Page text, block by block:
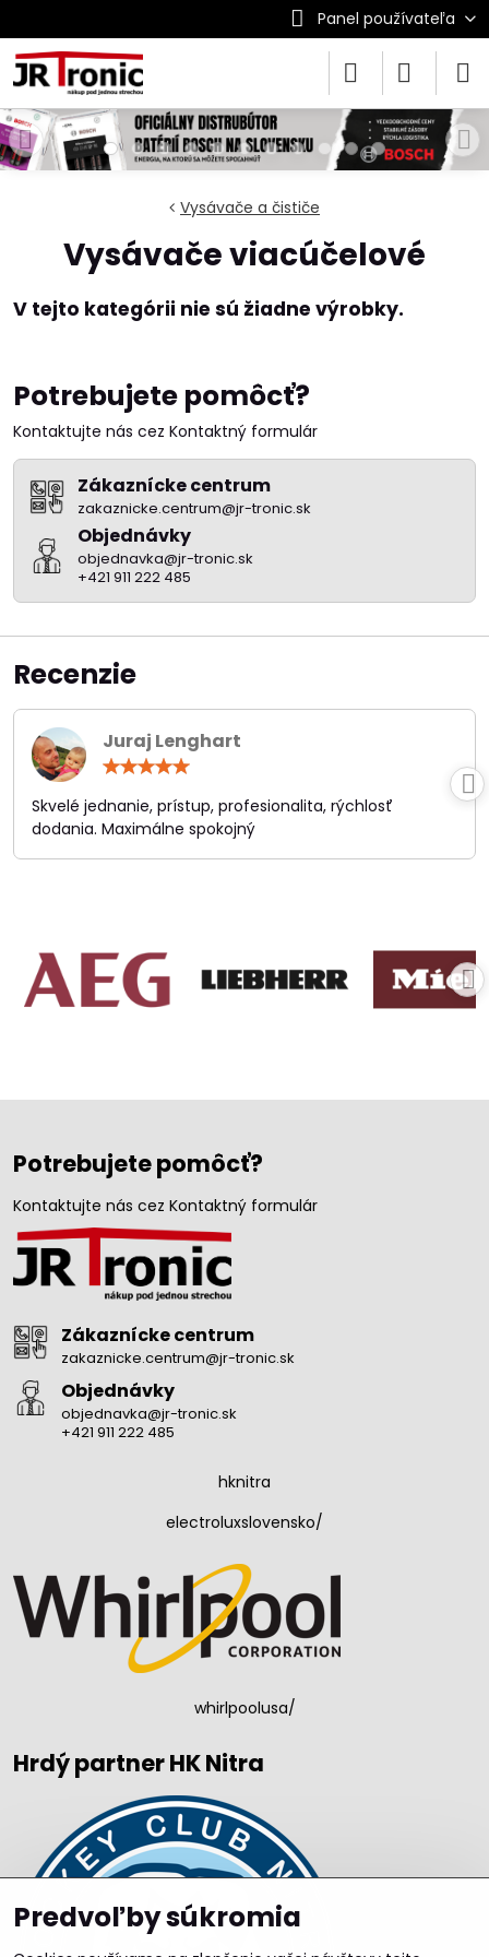
Panel používateľa
Vysávače a čističe
Vysávače viacúčelové
Potrebujete pomôcť?
Kontaktujte nás cez Kontaktný formulár
Zákaznícke centrum
zakaznicke.centrum@jr-tronic.sk
Objednávky
objednavka@jr-tronic.sk
+421 911 222 485
Recenzie
Juraj Lenghart
/
5
Skvelé jednanie, prístup, profesionalita, rýchlosť
dodania. Maximálne spokojný
Potrebujete pomôcť?
Kontaktujte nás cez Kontaktný formulár
Zákaznícke centrum
zakaznicke.centrum@jr-tronic.sk
Objednávky
objednavka@jr-tronic.sk
+421 911 222 485
hknitra
electroluxslovensko/
whirlpoolusa/
Hrdý partner HK Nitra
Predvoľby súkromia